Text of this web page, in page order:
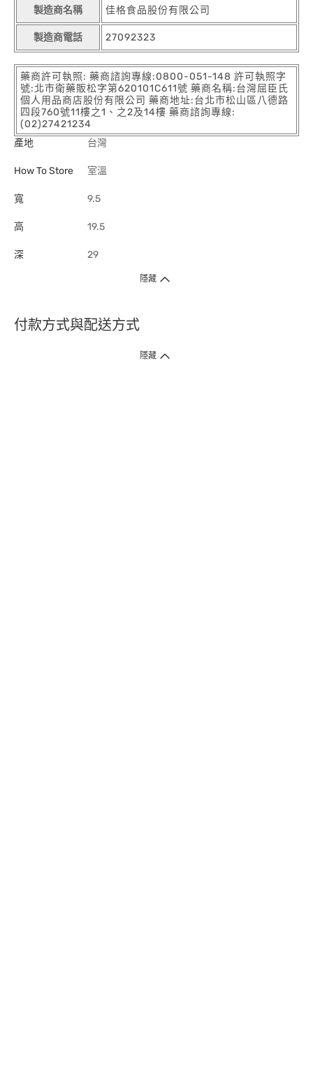
製造商名稱 佳格食品股份有限公司
製造商電話 27092323
藥商許可執照: 藥商諮詢專線:0800-051-148 許可執照字
號:北市衛藥販松字第620101C611號 藥商名稱:台灣屈臣氏
個人用品商店股份有限公司 藥商地址:台北市松山區八德路
四段760號11樓之1、之2及14樓 藥商諮詢專線:
(02)27421234
產地
台灣
How To Store 室溫
寬 9.5
高 19.5
深 29
隱藏
付款方式與配送方式
隱藏